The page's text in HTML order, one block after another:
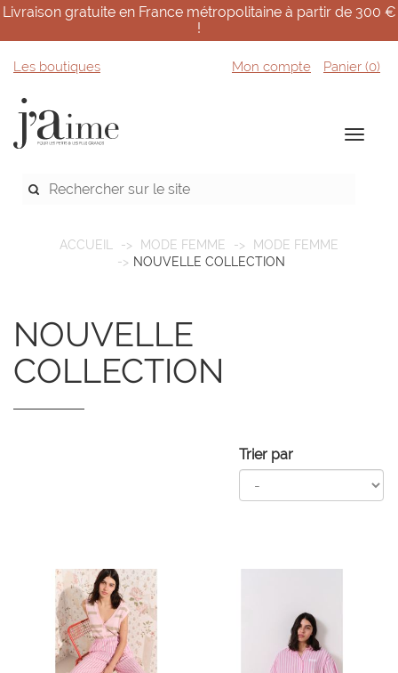
Livraison gratuite en France métropolitaine à partir de 300 €
!
Les boutiques Mon compte Panier (0)
ACCUEIL MODE FEMME
MODE FEMME
NOUVELLE COLLECTION
NOUVELLE
COLLECTION
Trier par